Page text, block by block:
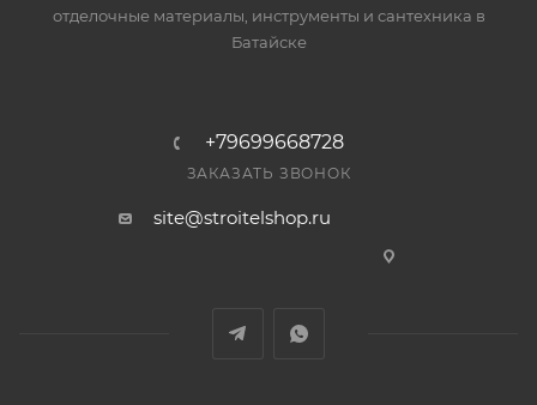
отделочные материалы, инструменты и сантехника в
Батайске
+79699668728
ЗАКАЗАТЬ ЗВОНОК
site@stroitelshop.ru